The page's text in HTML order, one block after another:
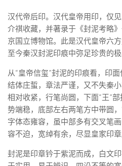
汉代帝后印。汉代皇帝用印，仅
介祺收藏，并著录于《封泥考略
京国立博物馆。此是汉代皇帝六
至今秦汉封泥印痕中弥足珍贵的极
从“皇帝信玺”封泥的印痕看，印
结体庄蜇，章法严谨，又不失秦
相对收紧，行笔尚圆，下面“王”
势端稳，底部左右两笔方中带圆
字体态雍容，虽中部多有交叉笔
容不迫，宽绰有余，尽显皇家印
封泥是印章钤于紫泥而成，白文